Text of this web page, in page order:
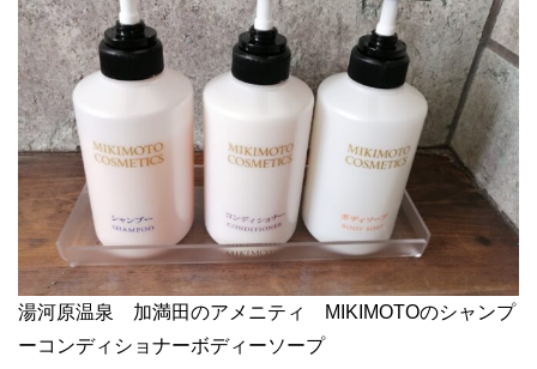
湯河原温泉 加満田のアメニティ MIKIMOTOのシャンプ
ーコンディショナーボディーソープ